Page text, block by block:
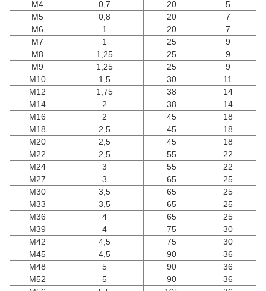
M4
0,7 20
5
M5
0,8 20
7
M6
1 20
7
M7
1 25
9
M8
1,25 25
9
M9
1,25 25
9
M10
1,5 30
11
M12
1,75 38
14
M14
2 38
14
M16
2 45
18
M18
2,5 45
18
M20
2,5 45
18
M22
2,5 55
22
M24
3 55
22
M27
3 65
25
M30
3,5 65
25
M33
3,5 65
25
M36
4 65
25
M39
4 75
30
M42
4,5 75
30
M45
4,5 90
36
M48
5 90
36
M52
5 90
36